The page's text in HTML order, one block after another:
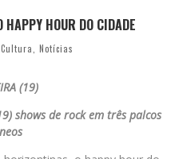
HOUR DO CIDADE
Cultura, Notícias
(19)
shows de rock em três palcos